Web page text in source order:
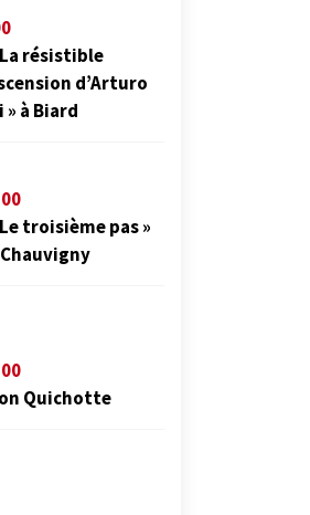
résistible
d’Arturo
» à Biard
troisième pas »
Quichotte